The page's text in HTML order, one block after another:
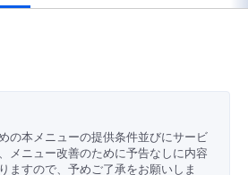
査
ー
ー
の本メニューの提供条件並びにサービ
メニュー改善のために予告なしに内容
ますので、予めご了承をお願いしま